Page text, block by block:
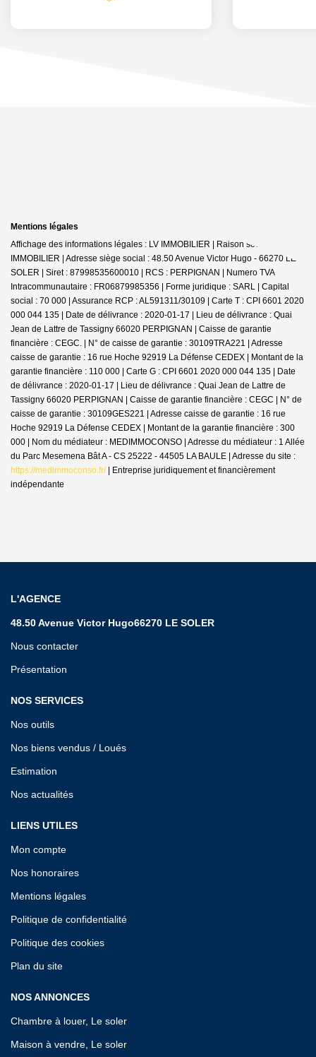
Mentions légales
Affichage des informations légales : LV IMMOBILIER | Raison sociale : LV
IMMOBILIER | Adresse siège social : 48.50 Avenue Victor Hugo - 66270 LE
SOLER | Siret : 87998535600010 | RCS : PERPIGNAN | Numero TVA
Intracommunautaire : FR06879985356 | Forme juridique : SARL | Capital
social : 70 000 | Assurance RCP : AL591311/30109 | Carte T : CPI 6601 2020
000 044 135 | Date de délivrance : 2020-01-17 | Lieu de délivrance : Quai
Jean de Lattre de Tassigny 66020 PERPIGNAN | Caisse de garantie
financière : CEGC. | N° de caisse de garantie : 30109TRA221 | Adresse
caisse de garantie : 16 rue Hoche 92919 La Défense CEDEX | Montant de la
garantie financière : 110 000 | Carte G : CPI 6601 2020 000 044 135 | Date
de délivrance : 2020-01-17 | Lieu de délivrance : Quai Jean de Lattre de
Tassigny 66020 PERPIGNAN | Caisse de garantie financière : CEGC | N° de
caisse de garantie : 30109GES221 | Adresse caisse de garantie : 16 rue
Hoche 92919 La Défense CEDEX | Montant de la garantie financière : 300
000 | Nom du médiateur : MEDIMMOCONSO | Adresse du médiateur : 1 Allée
du Parc Mesemena Bât A - CS 25222 - 44505 LA BAULE | Adresse du site :
https://medimmoconso.fr/| Entreprise juridiquement et financièrement
indépendante
L'AGENCE
48.50 Avenue Victor Hugo66270 LE SOLER
Nous contacter
Présentation
NOS SERVICES
Nos outils
Nos biens vendus / Loués
Estimation
Nos actualités
LIENS UTILES
Mon compte
Nos honoraires
Mentions légales
Politique de confidentialité
Politique des cookies
Plan du site
NOS ANNONCES
Chambre à louer, Le soler
Maison à vendre, Le soler